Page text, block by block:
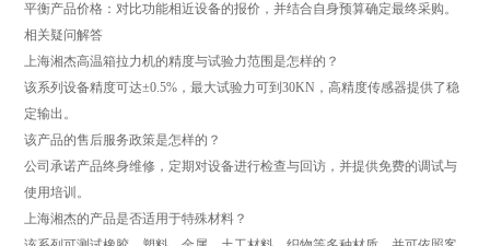
‌平衡产品价格‌：对比功能相近设备的报价，并结合自身预算确定最终采购。
‌相关疑问解答‌
‌上海湘杰高温箱拉力机的精度与试验力范围是怎样的？‌
该系列设备精度可达±0.5%，最大试验力可到30KN，高精度传感器提供了稳
定输出。
‌该产品的售后服务政策是怎样的？‌
公司承诺产品终身维修，定期对设备进行检查与回访，并提供免费的调试与
使用培训。
‌上海湘杰的产品是否适用于特殊材料？‌